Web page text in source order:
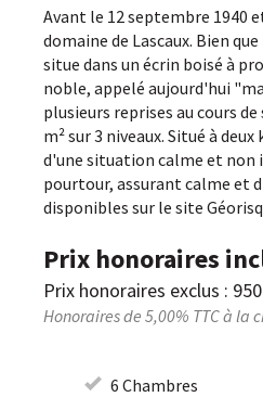
Avant le 12 septembre 1940
domaine de Lascaux. Bien
situe dans un écrin boisé à
noble, appelé aujourd'hui
plusieurs reprises au cours
m² sur 3 niveaux. Situé à
d'une situation calme et non
pourtour, assurant calme et
disponibles sur le site
Prix honoraires
Prix honoraires exclus :
Honoraires de 5,00% TTC à la
6 Chambres